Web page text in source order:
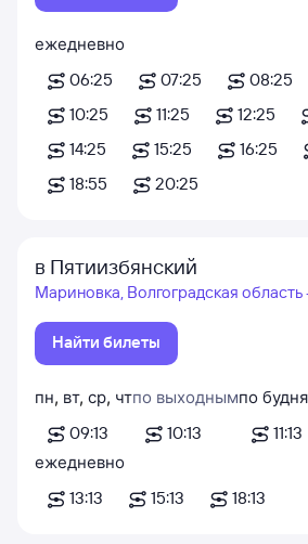
ежедневно
06:25
07:25 08:25
10:25
11:25 12:25
14:25
15:25 16:25
18:55
20:25
в Пятиизбянский
Мариновка, Волгоградская
Найти билеты
пн, вт, ср, чт
09:13
по выходным
10:13
по
11:13
ежедневно
13:13
15:13 18:13